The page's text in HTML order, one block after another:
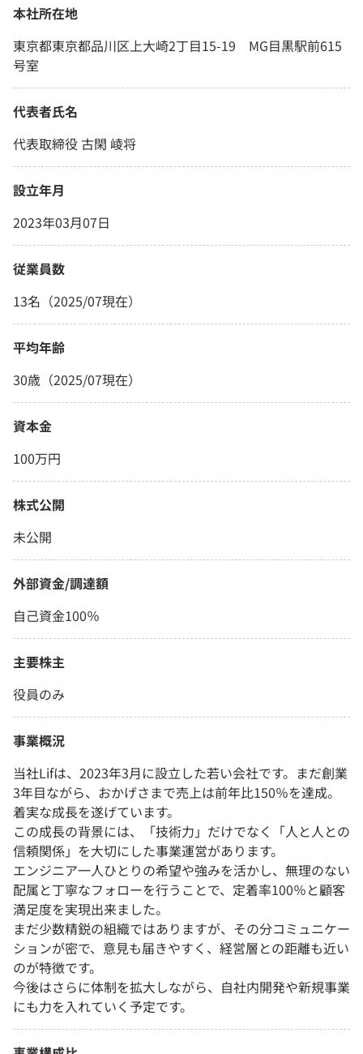
本社所在地
東京都東京都品川区上大崎2丁目15-19 MG目黒駅前615
号室
代表者氏名
代表取締役 古閑 崚将
設立年月
2023年03月07日
従業員数
13名（2025/07現在）
平均年齢
30歳（2025/07現在）
資本金
100万円
株式公開
未公開
外部資金/調達額
自己資金100％
主要株主
役員のみ
事業概況
当社Lifは、2023年3月に設立した若い会社です。まだ創業
3年目ながら、おかげさまで売上は前年比150％を達成。
着実な成長を遂げています。
この成長の背景には、「技術力」だけでなく「人と人との
信頼関係」を大切にした事業運営があります。
エンジニア一人ひとりの希望や強みを活かし、無理のない
配属と丁寧なフォローを行うことで、定着率100％と顧客
満足度を実現出来ました。
まだ少数精鋭の組織ではありますが、その分コミュニケー
ションが密で、意見も届きやすく、経営層との距離も近い
のが特徴です。
今後はさらに体制を拡大しながら、自社内開発や新規事業
にも力を入れていく予定です。